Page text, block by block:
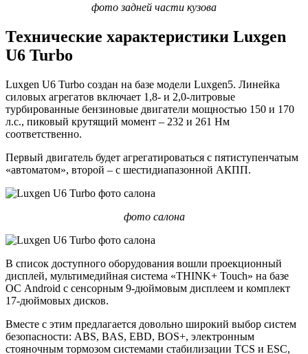
фото задней части кузова
Технические характеристики Luxgen
U6 Turbo
Luxgen U6 Turbo создан на базе модели Luxgen5. Линейка
силовых агрегатов включает 1,8- и 2,0-литровые
турбированные бензиновые двигатели мощностью 150 и 170
л.с., пиковый крутящий момент – 232 и 261 Нм
соответственно.
Первый двигатель будет агрегатироваться с пятиступенчатым
«автоматом», второй – с шестидиапазонной АКПП.
фото салона
В список доступного оборудования вошли проекционный
дисплей, мультимедийная система «THINK+ Touch» на базе
ОС Android с сенсорным 9-дюймовым дисплеем и комплект
17-дюймовых дисков.
Вместе с этим предлагается довольно широкий выбор систем
безопасности: ABS, BAS, EBD, BOS+, электронным
стояночным тормозом системами стабилизации TCS и ESC,